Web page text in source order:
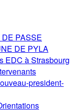
PASSE
DE PYLA
EDC à Strasbourg
president-